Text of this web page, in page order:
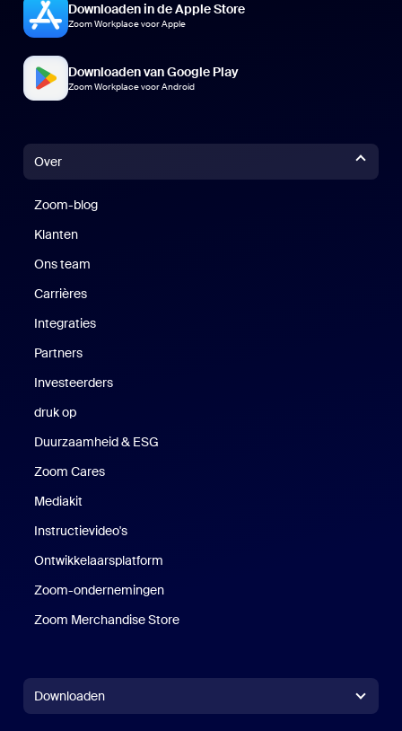
Downloaden in de Apple Store
Zoom Workplace voor Apple
Downloaden van Google Play
Zoom Workplace voor Android
Over
Zoom-blog
Klanten
Ons team
Carrières
Integraties
Partners
Investeerders
druk op
Duurzaamheid & ESG
Zoom Cares
Mediakit
Instructievideo's
Ontwikkelaarsplatform
Zoom-ondernemingen
Zoom Merchandise Store
Downloaden